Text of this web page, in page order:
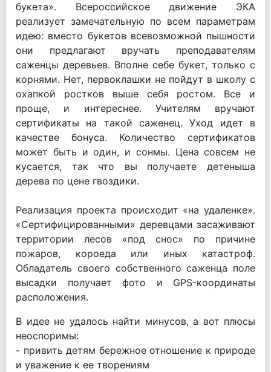
букета». Всероссийское движение ЭКА
реализует замечательную по всем параметрам
идею: вместо букетов всевозможной пышности
они предлагают вручать преподавателям
саженцы деревьев. Вполне себе букет, только с
корнями. Нет, первоклашки не пойдут в школу с
охапкой ростков выше себя ростом. Все и
проще, и интереснее. Учителям вручают
сертификаты на такой саженец. Уход идет в
качестве бонуса. Количество сертификатов
может быть и один, и сонмы. Цена совсем не
кусается, так что вы получаете детеныша
дерева по цене гвоздики.
Реализация проекта происходит «на удаленке».
«Сертифицированными» деревцами засаживают
территории лесов «под снос» по причине
пожаров, короеда или иных катастроф.
Обладатель своего собственного саженца поле
высадки получает фото и GPS-координаты
расположения.
В идее не удалось найти минусов, а вот плюсы
неоспоримы:
- привить детям бережное отношение к природе
и уважение к ее творениям